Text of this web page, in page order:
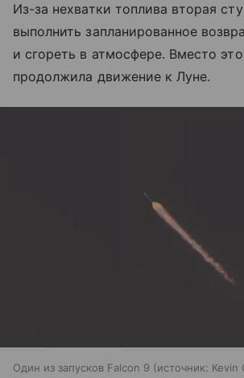
Из-за нехватки топлива вторая
выполнить запланированное
и сгореть в атмосфере. Вместо
продолжила движение к Луне.
Один из запусков Falcon 9 источник: Kevin